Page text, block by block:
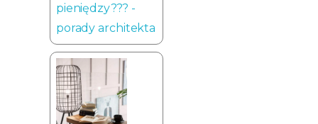
pieniędzy??? -
porady architekta